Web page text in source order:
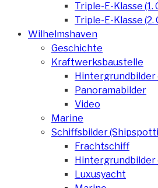
Triple-E-Klasse (1.
Triple-E-Klasse
Wilhelmshaven
Geschichte
Kraftwerksbaustelle
Hintergrundbilder
Panoramabilder
Video
Marine
Schiffsbilder
Frachtschiff
Hintergrundbilder
Luxusyacht